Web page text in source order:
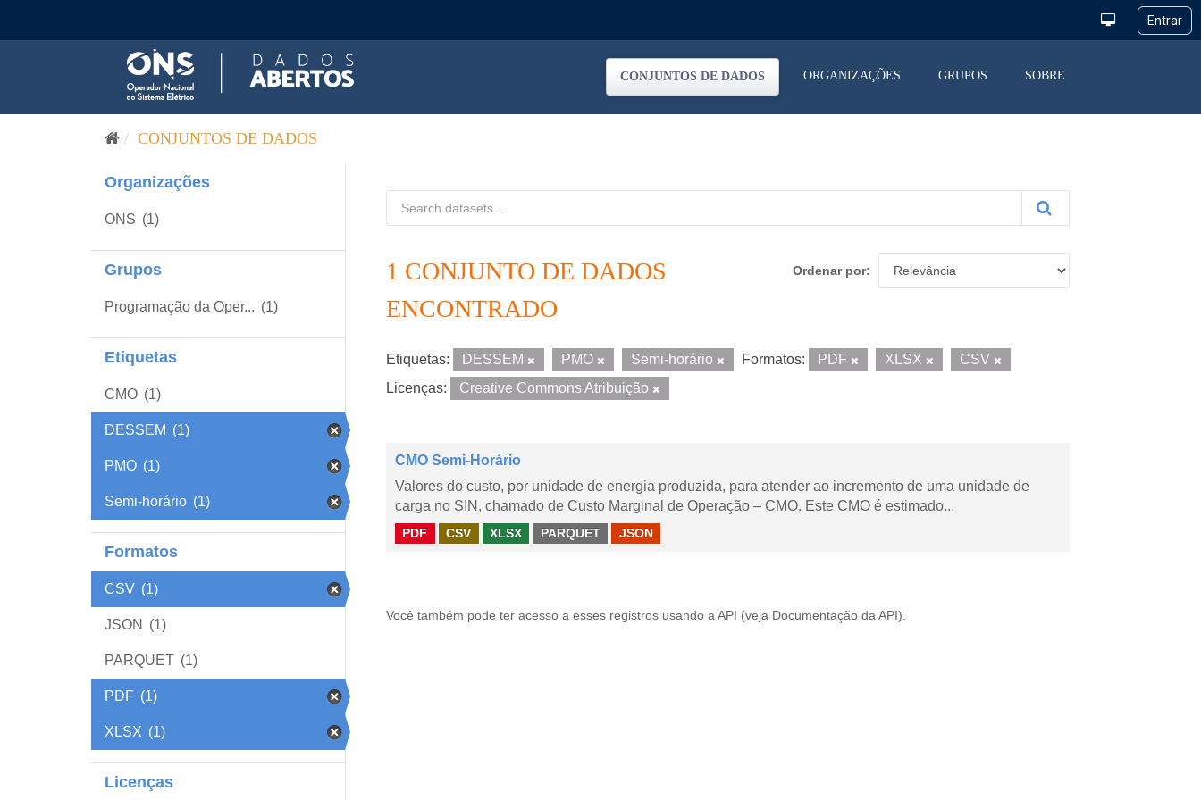
CONJUNTOS DE DADOS ORGANIZAÇÕES GRUPOS SOBRE
CONJUNTOS DE DADOS
Organizações
ONS (1)
Grupos
Programação da Oper... (1)
Etiquetas
CMO (1)
DESSEM (1)
PMO (1)
Semi-horário (1)
Formatos
CSV (1)
JSON (1)
PARQUET (1)
PDF (1)
XLSX (1)
Licenças
Ordenar por
1 CONJUNTO DE DADOS
ENCONTRADO
Etiquetas: DESSEM PMO Semi-horário Formatos: PDF XLSX
CSV
Licenças:
Creative Commons Atribuição
CMO Semi-Horário
Valores do custo, por unidade de energia produzida, para atender ao incremento de uma unidade de
carga no SIN, chamado de Custo Marginal de Operação – CMO. Este CMO é estimado...
PDF CSV XLSX PARQUET JSON
Você também pode ter acesso a esses registros usando a API (veja Documentação da API ).